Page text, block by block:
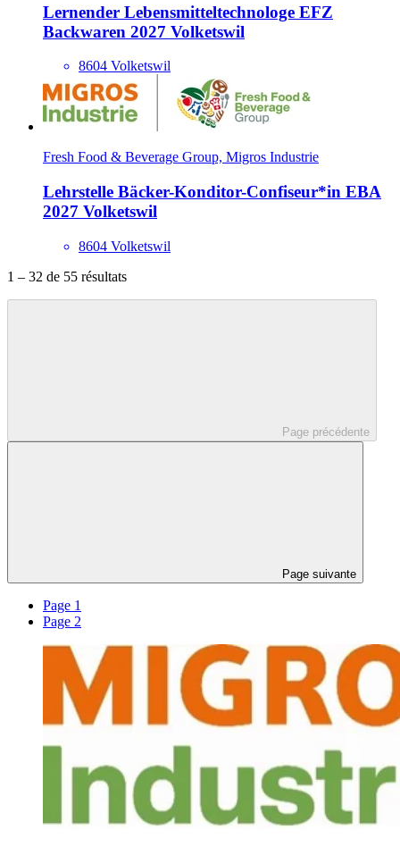
Lernender Lebensmitteltechnologe EFZ
Backwaren 2027 Volketswil
8604 Volketswil
Fresh Food & Beverage Group, Migros Industrie
Lehrstelle Bäcker-Konditor-Confiseur*​in EBA
2027 Volketswil
8604 Volketswil
1 – 32 de 55 résultats
Page précédente
Page suivante
Page 1
Page 2